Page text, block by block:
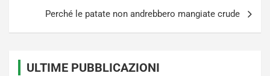
Perché le patate non andrebbero mangiate crude
ULTIME PUBBLICAZIONI